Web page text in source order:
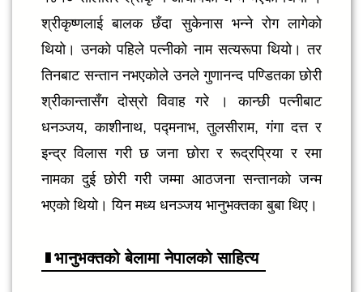
श्रीकृष्णलाई बालक छँदा सुकेनास भन्ने रोग लागेको
थियो। उनको पहिले पत्नीको नाम सत्यरूपा थियो। तर
तिनबाट सन्तान नभएकोले उनले गुणानन्द पण्डितका छोरी
श्रीकान्तासँग दोस्रो विवाह गरे । कान्छी पत्नीबाट
धनञ्जय, काशीनाथ, पद्मनाभ, तुलसीराम, गंगा दत्त र
इन्द्र विलास गरी छ जना छोरा र रूद्रप्रिया र रमा
नामका दुई छोरी गरी जम्मा आठजना सन्तानको जन्म
भएको थियो। यिन मध्य धनञ्जय भानुभक्तका बुबा थिए।
भानुभक्तको बेलामा नेपालको साहित्य